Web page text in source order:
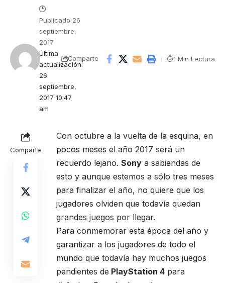
Última
actualización:
26
septiembre,
2017 10:47
am
Publicado 26
septiembre,
2017
Comparte 1 Min Lectura
Comparte
Con octubre a la vuelta de la esquina, en
pocos meses el año 2017 será un
recuerdo lejano. Sony a sabiendas de
esto y aunque estemos a sólo tres meses
para finalizar el año, no quiere que los
jugadores olviden que todavía quedan
grandes juegos por llegar.
Para conmemorar esta época del año y
garantizar a los jugadores de todo el
mundo que todavía hay muchos juegos
pendientes de PlayStation 4 para